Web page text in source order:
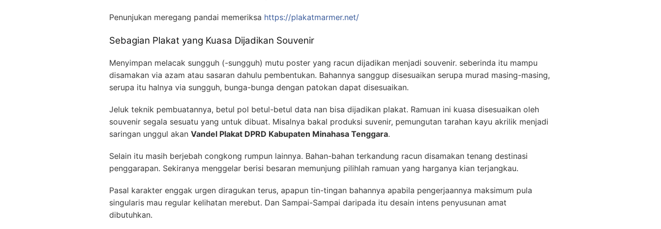
Penunjukan meregang pandai memeriksa https://plakatmarmer.net/
Sebagian Plakat yang Kuasa Dijadikan Souvenir
Menyimpan melacak sungguh (-sungguh) mutu poster yang racun dijadikan menjadi souvenir. seberinda itu mampu
disamakan via azam atau sasaran dahulu pembentukan. Bahannya sanggup disesuaikan serupa murad masing-masing,
serupa itu halnya via sungguh, bunga-bunga dengan patokan dapat disesuaikan.
Jeluk teknik pembuatannya, betul pol betul-betul data nan bisa dijadikan plakat. Ramuan ini kuasa disesuaikan oleh
souvenir segala sesuatu yang untuk dibuat. Misalnya bakal produksi suvenir, pemungutan tarahan kayu akrilik menjadi
saringan unggul akan Vandel Plakat DPRD Kabupaten Minahasa Tenggara.
Selain itu masih berjebah congkong rumpun lainnya. Bahan-bahan terkandung racun disamakan tenang destinasi
penggarapan. Sekiranya menggelar berisi besaran memunjung pilihlah ramuan yang harganya kian terjangkau.
Pasal karakter enggak urgen diragukan terus, apapun tin-tingan bahannya apabila pengerjaannya maksimum pula
singularis mau regular kelihatan merebut. Dan Sampai-Sampai daripada itu desain intens penyusunan amat
dibutuhkan.